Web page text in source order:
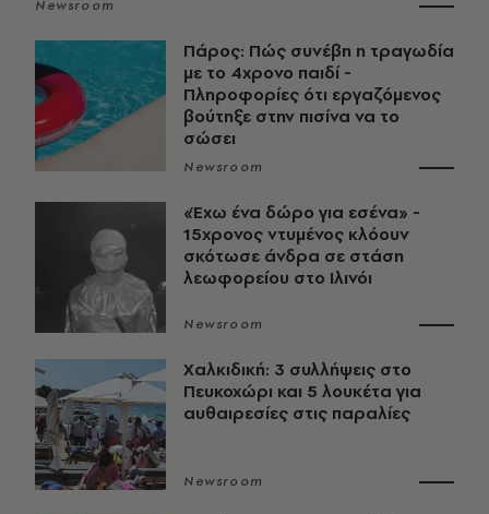
Newsroom
Πάρος: Πώς συνέβη η τραγωδία
με το 4χρονο παιδί -
Πληροφορίες ότι εργαζόμενος
βούτηξε στην πισίνα να το
σώσει
Newsroom
«Έχω ένα δώρο για εσένα» -
15χρονος ντυμένος κλόουν
σκότωσε άνδρα σε στάση
λεωφορείου στο Ιλινόι
Newsroom
Χαλκιδική: 3 συλλήψεις στο
Πευκοχώρι και 5 λουκέτα για
αυθαιρεσίες στις παραλίες
Newsroom